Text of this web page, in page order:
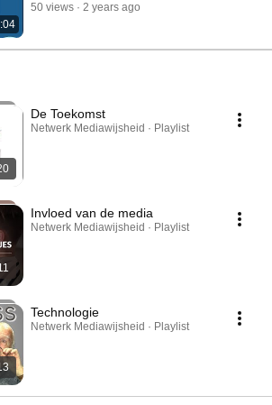
50 views
2 years ago
De Toekomst
Netwerk Mediawijsheid · Playlist
Invloed van de media
Netwerk Mediawijsheid · Playlist
Technologie
Netwerk Mediawijsheid · Playlist